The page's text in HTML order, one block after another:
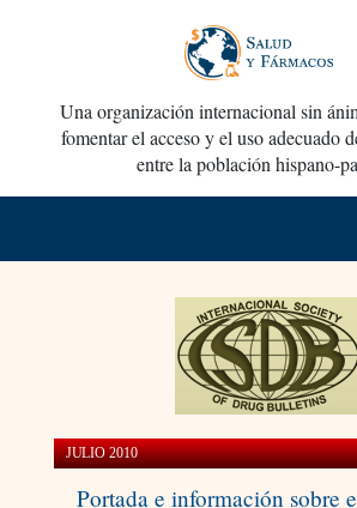
Una organización internacional sin
fomentar el acceso y el uso adecuado
entre la población hispano-
JULIO 2010
Portada e información sobre